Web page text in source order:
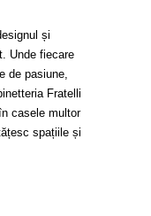
și
Unde fiecare
de pasiune,
Fratelli
casele multor
spațiile și